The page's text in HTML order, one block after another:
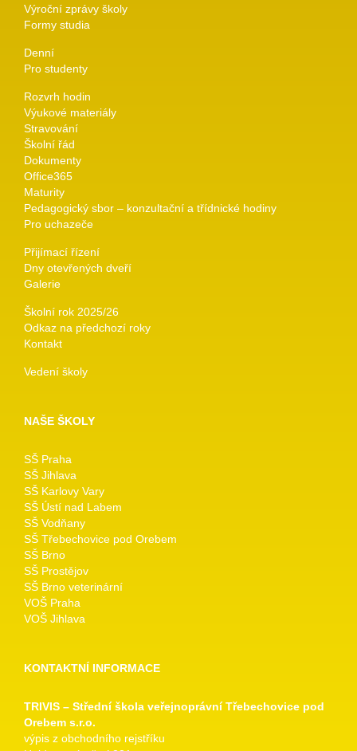
Výroční zprávy školy
Formy studia
Denní
Pro studenty
Rozvrh hodin
Výukové materiály
Stravování
Školní řád
Dokumenty
Office365
Maturity
Pedagogický sbor – konzultační a třídnické hodiny
Pro uchazeče
Přijímací řízení
Dny otevřených dveří
Galerie
Školní rok 2025/26
Odkaz na předchozí roky
Kontakt
Vedení školy
NAŠE ŠKOLY
SŠ Praha
SŠ Jihlava
SŠ Karlovy Vary
SŠ Ústí nad Labem
SŠ Vodňany
SŠ Třebechovice pod Orebem
SŠ Brno
SŠ Prostějov
SŠ Brno veterinární
VOŠ Praha
VOŠ Jihlava
KONTAKTNÍ INFORMACE
TRIVIS – Střední škola veřejnoprávní Třebechovice pod
Orebem s.r.o.
výpis z obchodního rejstříku